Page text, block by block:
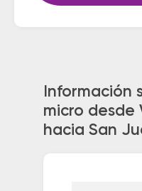
Información
micro desde
hacia San